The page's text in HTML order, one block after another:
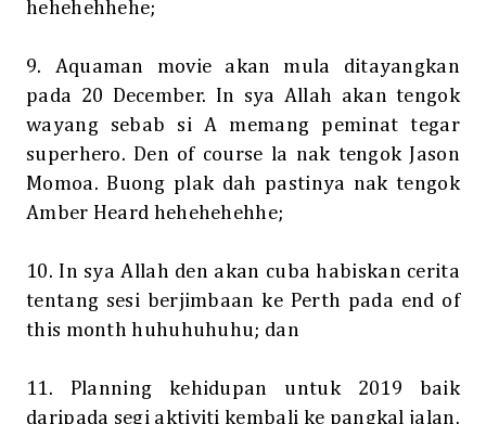
hehehehhehe;
9. Aquaman movie akan mula ditayangkan
pada 20 December. In sya Allah akan tengok
wayang sebab si A memang peminat tegar
superhero. Den of course la nak tengok Jason
Momoa. Buong plak dah pastinya nak tengok
Amber Heard hehehehehhe;
10. In sya Allah den akan cuba habiskan cerita
tentang sesi berjimbaan ke Perth pada end of
this month huhuhuhuhu; dan
11. Planning kehidupan untuk 2019 baik
daripada segi aktiviti kembali ke pangkal jalan,